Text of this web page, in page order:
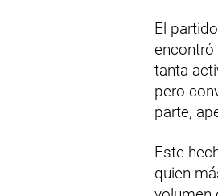
El
encontró
tanta
pero
parte,
Este
quien